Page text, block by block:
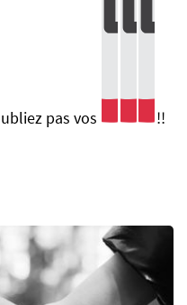
pas vos !!